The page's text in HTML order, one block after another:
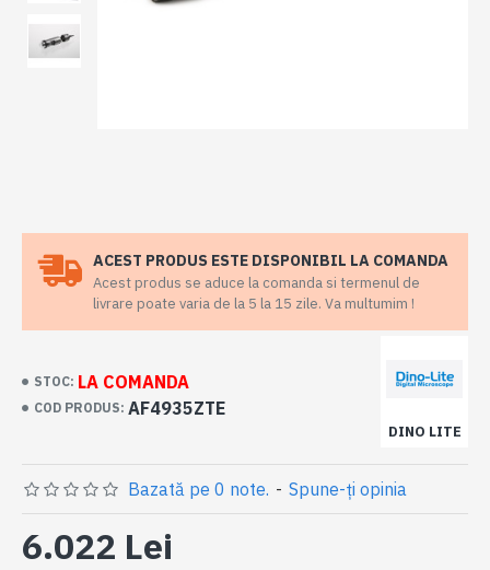
ACEST PRODUS ESTE DISPONIBIL LA COMANDA
Acest produs se aduce la comanda si termenul de
livrare poate varia de la 5 la 15 zile. Va multumim !
STOC: LA COMANDA
COD PRODUS: AF4935ZTE
DINO LITE
Bazată pe 0 note. - Spune-ţi opinia
6.022 Lei